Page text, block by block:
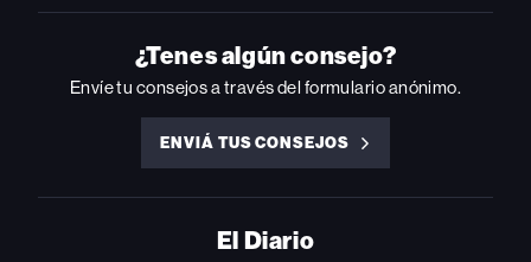
ON
INSTAGRAM
ON
YOUTUBE
ON
YOUTUBE
ON
ON
FACEBOOK
¿Tenes algún consejo?
Envíe tu consejos a través del formulario anónimo.
ENVIÁ TUS CONSEJOS
ENVIÁ
CONSEJOS
El Diario